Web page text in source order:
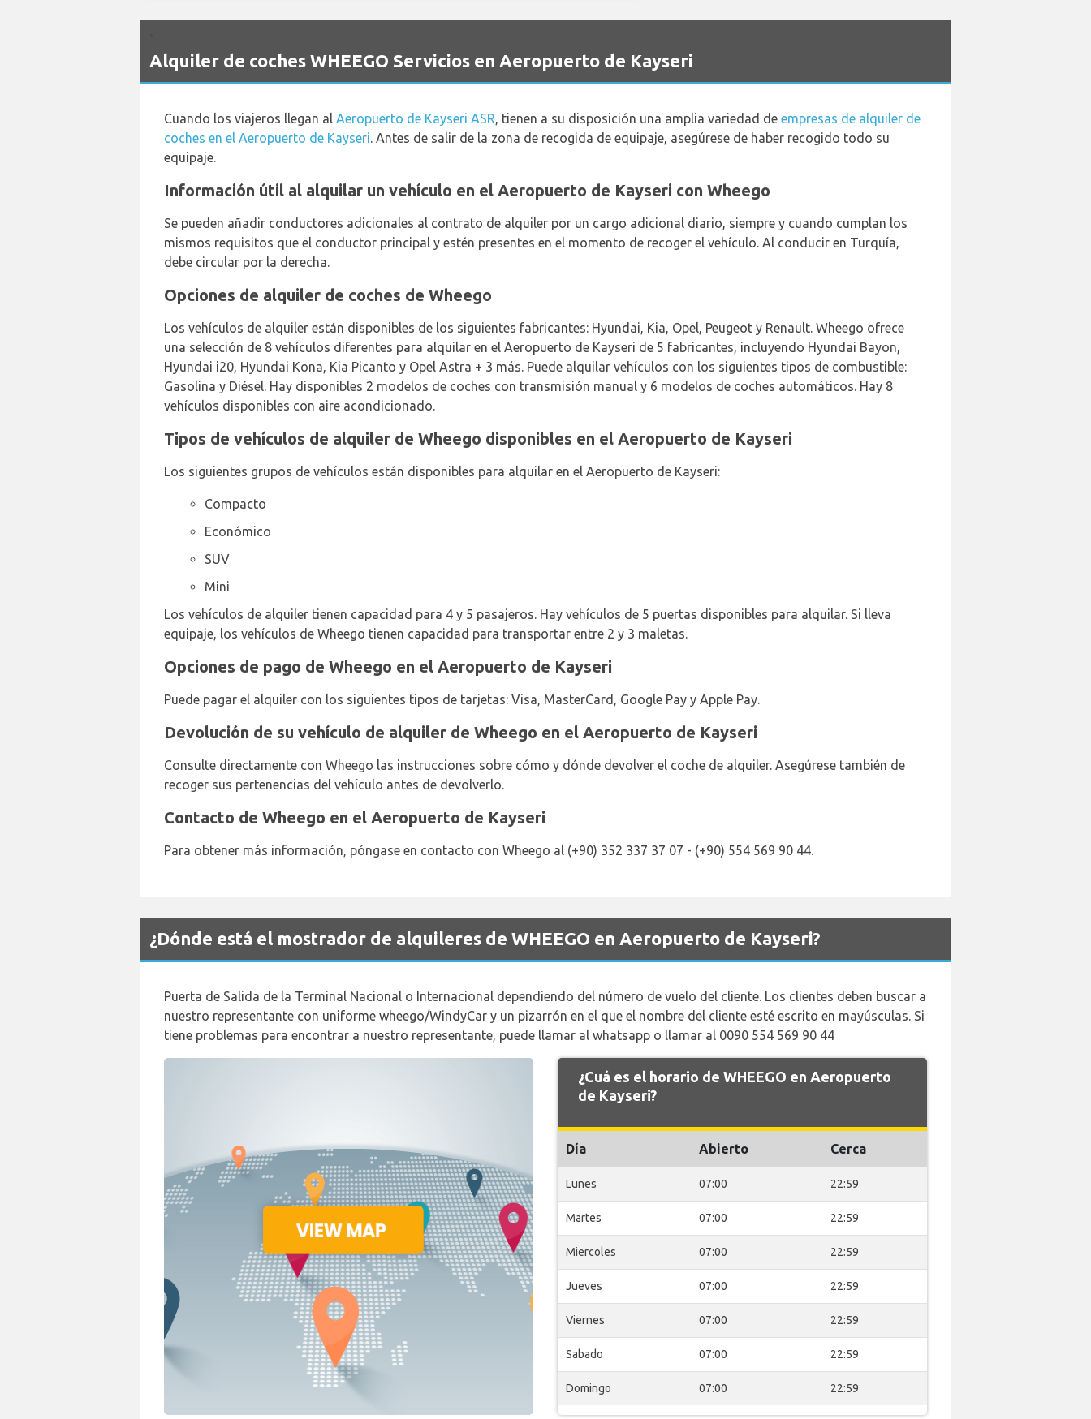
Alquiler de coches WHEEGO Servicios en Aeropuerto de Kayseri
Cuando los viajeros llegan al Aeropuerto de Kayseri ASR, tienen a su disposición una amplia variedad de empresas de alquiler de
coches en el Aeropuerto de Kayseri. Antes de salir de la zona de recogida de equipaje, asegúrese de haber recogido todo su
equipaje.
Información útil al alquilar un vehículo en el Aeropuerto de Kayseri con Wheego
Se pueden añadir conductores adicionales al contrato de alquiler por un cargo adicional diario, siempre y cuando cumplan los
mismos requisitos que el conductor principal y estén presentes en el momento de recoger el vehículo. Al conducir en Turquía,
debe circular por la derecha.
Opciones de alquiler de coches de Wheego
Los vehículos de alquiler están disponibles de los siguientes fabricantes: Hyundai, Kia, Opel, Peugeot y Renault. Wheego ofrece
una selección de 8 vehículos diferentes para alquilar en el Aeropuerto de Kayseri de 5 fabricantes, incluyendo Hyundai Bayon,
Hyundai i20, Hyundai Kona, Kia Picanto y Opel Astra + 3 más. Puede alquilar vehículos con los siguientes tipos de combustible:
Gasolina y Diésel. Hay disponibles 2 modelos de coches con transmisión manual y 6 modelos de coches automáticos. Hay 8
vehículos disponibles con aire acondicionado.
Tipos de vehículos de alquiler de Wheego disponibles en el Aeropuerto de Kayseri
Los siguientes grupos de vehículos están disponibles para alquilar en el Aeropuerto de Kayseri:
Compacto
Económico
SUV
Mini
Los vehículos de alquiler tienen capacidad para 4 y 5 pasajeros. Hay vehículos de 5 puertas disponibles para alquilar. Si lleva
equipaje, los vehículos de Wheego tienen capacidad para transportar entre 2 y 3 maletas.
Opciones de pago de Wheego en el Aeropuerto de Kayseri
Puede pagar el alquiler con los siguientes tipos de tarjetas: Visa, MasterCard, Google Pay y Apple Pay.
Devolución de su vehículo de alquiler de Wheego en el Aeropuerto de Kayseri
Consulte directamente con Wheego las instrucciones sobre cómo y dónde devolver el coche de alquiler. Asegúrese también de
recoger sus pertenencias del vehículo antes de devolverlo.
Contacto de Wheego en el Aeropuerto de Kayseri
Para obtener más información, póngase en contacto con Wheego al (+90) 352 337 37 07 - (+90) 554 569 90 44.
¿Dónde está el mostrador de alquileres de WHEEGO en Aeropuerto de Kayseri?
Puerta de Salida de la Terminal Nacional o Internacional dependiendo del número de vuelo del cliente. Los clientes deben buscar a
nuestro representante con uniforme wheego/WindyCar y un pizarrón en el que el nombre del cliente esté escrito en mayúsculas. Si
tiene problemas para encontrar a nuestro representante, puede llamar al whatsapp o llamar al 0090 554 569 90 44
¿Cuá es el horario de WHEEGO en Aeropuerto
de Kayseri?
Día Abierto Cerca
Lunes 07:00 22:59
Martes 07:00 22:59
Miercoles 07:00 22:59
Jueves 07:00 22:59
Viernes 07:00 22:59
Sabado 07:00 22:59
Domingo 07:00 22:59